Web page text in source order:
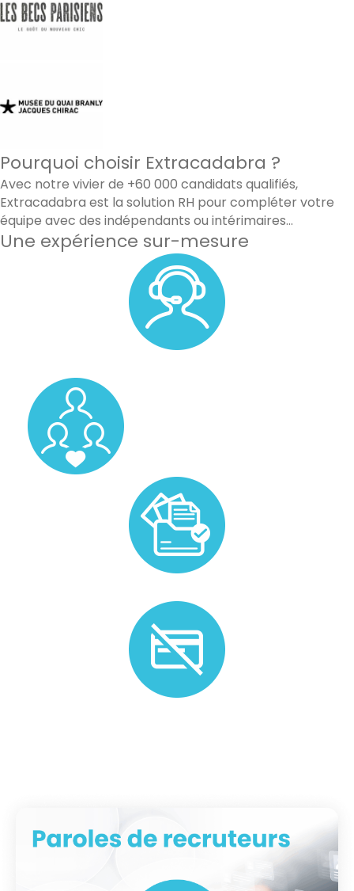
Pourquoi choisir Extracadabra ?
Avec notre vivier de +60 000 candidats qualifiés,
Extracadabra est la solution RH pour compléter votre
équipe avec des indépendants ou intérimaires…
Une expérience sur-mesure